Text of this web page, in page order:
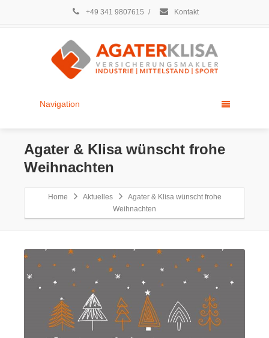
+49 341 9807615 / Kontakt
Navigation
Agater & Klisa wünscht frohe
Weihnachten
Home Aktuelles
Agater & Klisa wünscht frohe
Weihnachten